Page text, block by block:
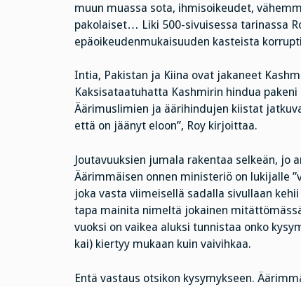
muun muassa sota, ihmisoikeudet,
pakolaiset… Liki 500-sivuisessa tarinassa
epäoikeudenmukaisuuden kasteista
Intia, Pakistan ja Kiina ovat jakaneet
Kaksisataatuhatta Kashmirin hindua
Äärimuslimien ja äärihindujen kiistat
että on jäänyt eloon”, Roy kirjoittaa.
Joutavuuksien jumala rakentaa selkeän,
Äärimmäisen onnen ministeriö on lukijalle
joka vasta viimeisellä sadalla sivullaan
tapa mainita nimeltä jokainen
vuoksi on vaikea aluksi tunnistaa onko
kai) kiertyy mukaan kuin vaivihkaa.
Entä vastaus otsikon kysymykseen.